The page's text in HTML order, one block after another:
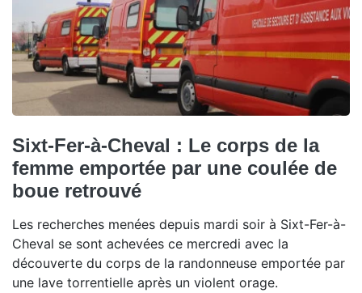
Sixt-Fer-à-Cheval : Le corps de la
femme emportée par une coulée de
boue retrouvé
Les recherches menées depuis mardi soir à Sixt-Fer-à-
Cheval se sont achevées ce mercredi avec la
découverte du corps de la randonneuse emportée par
une lave torrentielle après un violent orage.